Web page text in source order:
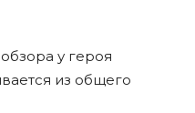
у героя
из общего